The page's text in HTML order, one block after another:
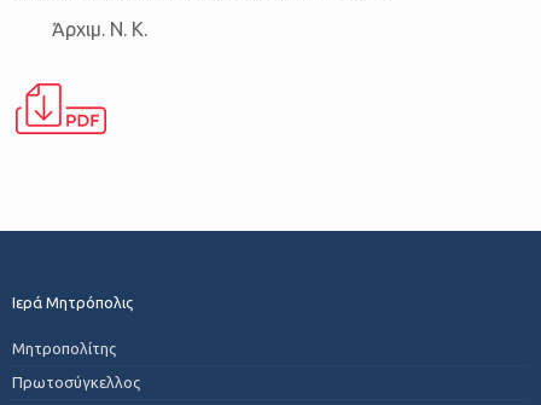
Ἀρχιμ. Ν. Κ.
Ιερά Μητρόπολις
Μητροπολίτης
Πρωτοσύγκελλος